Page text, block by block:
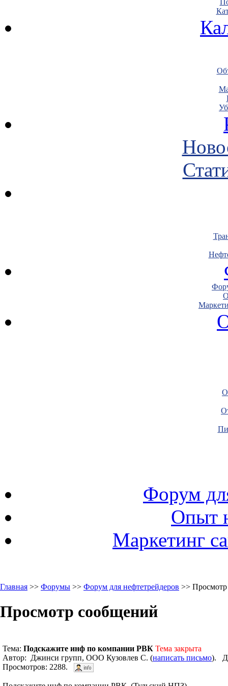
Форум
Опыт
Маркетинг
Главная >> Форумы >> Форум для нефтетрейдеров >>
Просмотр сообщений
Тема: Подскажите инф по компании РВК Тема закрыта
Автор: Джинси групп, ООО Кузовлев С. (написать письмо).
Просмотров: 2288.